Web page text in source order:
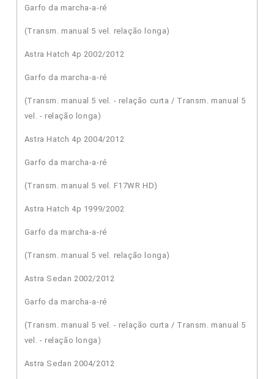
Garfo da marcha-a-ré
(Transm. manual 5 vel. relação longa)
Astra Hatch 4p 2002/2012
Garfo da marcha-a-ré
(Transm. manual 5 vel. - relação curta / Transm. manual 5
vel. - relação longa)
Astra Hatch 4p 2004/2012
Garfo da marcha-a-ré
(Transm. manual 5 vel. F17WR HD)
Astra Hatch 4p 1999/2002
Garfo da marcha-a-ré
(Transm. manual 5 vel. relação longa)
Astra Sedan 2002/2012
Garfo da marcha-a-ré
(Transm. manual 5 vel. - relação curta / Transm. manual 5
vel. - relação longa)
Astra Sedan 2004/2012